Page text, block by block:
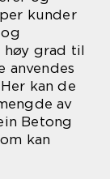
kunder
høy grad til
anvendes
kan de
av
Betong
kan